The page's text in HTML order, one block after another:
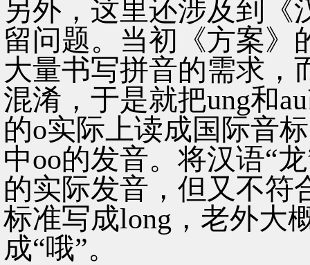
另外，这里还涉及到《
留问题。当初《方案》
大量书写拼音的需求，
混淆，于是就把ung和
的o实际上读成国际音
中oo的发音。将汉语“
的实际发音，但又不符
标准写成long，老外大
成“哦”。